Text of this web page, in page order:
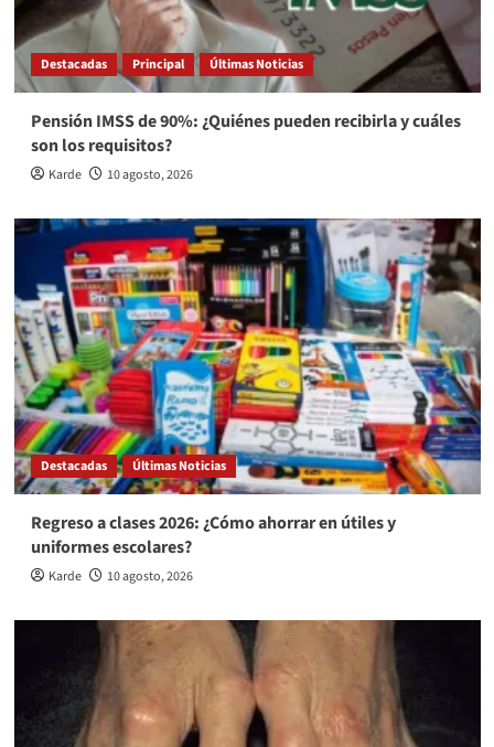
Destacadas Principal Últimas Noticias
Pensión IMSS de 90%: ¿Quiénes pueden recibirla y cuáles
son los requisitos?
Karde 10 agosto, 2026
Destacadas Últimas Noticias
Regreso a clases 2026: ¿Cómo ahorrar en útiles y
uniformes escolares?
Karde 10 agosto, 2026